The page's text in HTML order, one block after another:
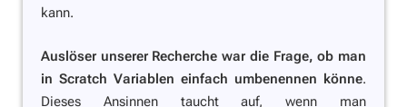
kann.
Auslöser unserer Recherche war die Frage, ob man
in Scratch Variablen einfach umbenennen könne.
Dieses Ansinnen taucht auf, wenn man